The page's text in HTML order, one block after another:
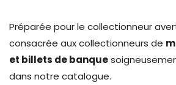
Préparée pour le collectionneur
consacrée aux collectionneurs de
et billets de banque
dans notre catalogue.